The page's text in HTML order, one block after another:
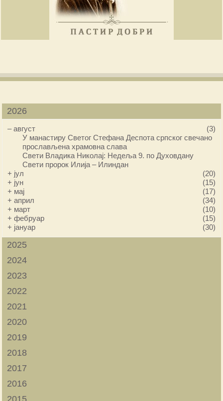
2026
–август
(3)
У манастиру Светог Стефана Деспота српског свечано
прослављена храмовна слава
Свети Владика Николај: Недеља 9. по Духовдану
Свети пророк Илија – Илиндан
+ јул
(20)
+ јун
(15)
+ мај
(17)
+април
(34)
+ март
(10)
+фебруар
(15)
+ јануар (30)
2025
2024
2023
2022
2021
2020
2019
2018
2017
2016